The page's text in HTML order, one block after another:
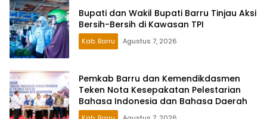
Bupati dan Wakil Bupati Barru Tinjau Aksi
Bersih-Bersih di Kawasan TPI
Kab. Barru Agustus 7, 2026
Pemkab Barru dan Kemendikdasmen
Teken Nota Kesepakatan Pelestarian
Bahasa Indonesia dan Bahasa Daerah